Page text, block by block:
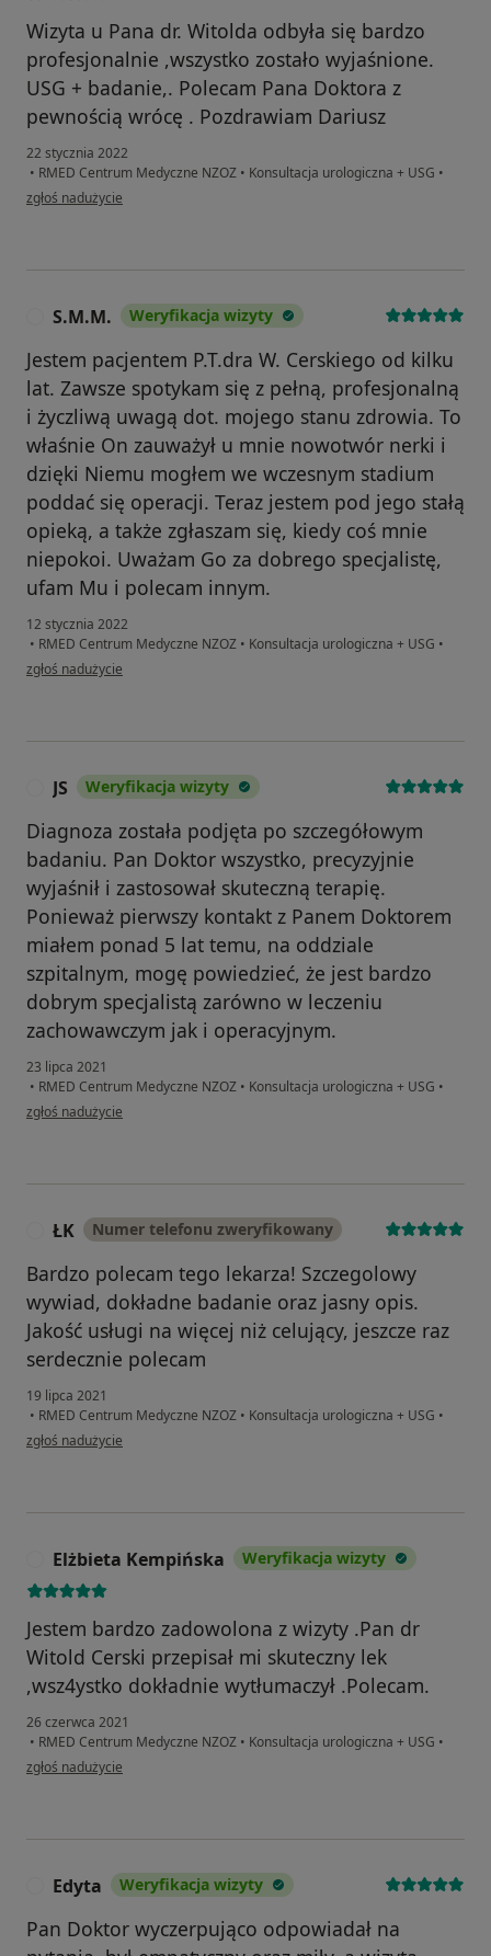
Wizyta u Pana dr. Witolda odbyła się bardzo
profesjonalnie ,wszystko zostało wyjaśnione.
USG + badanie,. Polecam Pana Doktora z
pewnością wrócę . Pozdrawiam Dariusz
22 stycznia 2022
• RMED Centrum Medyczne NZOZ • Konsultacja urologiczna + USG •
w opinii użytkownika Dariusz
zgłoś nadużycie
S.M.M. Weryfikacja wizyty
Jestem pacjentem P.T.dra W. Cerskiego od kilku
lat. Zawsze spotykam się z pełną, profesjonalną
i życzliwą uwagą dot. mojego stanu zdrowia. To
właśnie On zauważył u mnie nowotwór nerki i
dzięki Niemu mogłem we wczesnym stadium
poddać się operacji. Teraz jestem pod jego stałą
opieką, a także zgłaszam się, kiedy coś mnie
niepokoi. Uważam Go za dobrego specjalistę,
ufam Mu i polecam innym.
12 stycznia 2022
• RMED Centrum Medyczne NZOZ • Konsultacja urologiczna + USG •
w opinii użytkownika S.M.M.
zgłoś nadużycie
JS Weryfikacja wizyty
Diagnoza została podjęta po szczegółowym
badaniu. Pan Doktor wszystko, precyzyjnie
wyjaśnił i zastosował skuteczną terapię.
Ponieważ pierwszy kontakt z Panem Doktorem
miałem ponad 5 lat temu, na oddziale
szpitalnym, mogę powiedzieć, że jest bardzo
dobrym specjalistą zarówno w leczeniu
zachowawczym jak i operacyjnym.
23 lipca 2021
• RMED Centrum Medyczne NZOZ • Konsultacja urologiczna + USG •
w opinii użytkownika JS
zgłoś nadużycie
ŁK Numer telefonu zweryfikowany
Bardzo polecam tego lekarza! Szczegolowy
wywiad, dokładne badanie oraz jasny opis.
Jakość usługi na więcej niż celujący, jeszcze raz
serdecznie polecam
19 lipca 2021
• RMED Centrum Medyczne NZOZ • Konsultacja urologiczna + USG •
w opinii użytkownika ŁK
zgłoś nadużycie
Elżbieta Kempińska Weryfikacja wizyty
Jestem bardzo zadowolona z wizyty .Pan dr
Witold Cerski przepisał mi skuteczny lek
,wsz4ystko dokładnie wytłumaczył .Polecam.
26 czerwca 2021
• RMED Centrum Medyczne NZOZ • Konsultacja urologiczna + USG •
w opinii użytkownika Elżbieta Kempińska
zgłoś nadużycie
Edyta Weryfikacja wizyty
Pan Doktor wyczerpująco odpowiadał na